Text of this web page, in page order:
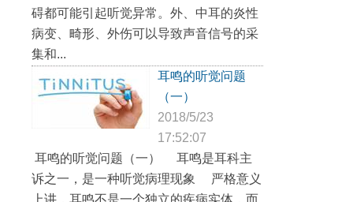
碍都可能引起听觉异常。外、中耳的炎性
病变、畸形、外伤可以导致声音信号的采
集和...
耳鸣的听觉问题
（一）
2018/5/23
17:52:07
耳鸣的听觉问题（一） 耳鸣是耳科主
诉之一，是一种听觉病理现象 严格意义
上讲，耳鸣不是一个独立的疾病实体，而